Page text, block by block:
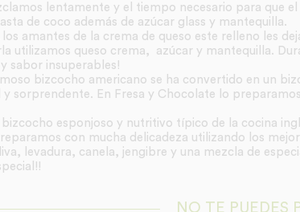
lentamente y el tiempo necesario para que
de coco además de azúcar glass y mantequilla.
los amantes de la crema de queso este relleno les
utilizamos queso crema, azúcar y mantequilla.
sabor insuperables!
bizcocho americano se ha convertido en un
y sorprendente. En Fresa y Chocolate lo
bizcocho esponjoso y nutritivo típico de la cocina
con mucha delicadeza utilizando los
levadura, canela, jengibre y una mezcla de
NO TE PUEDES